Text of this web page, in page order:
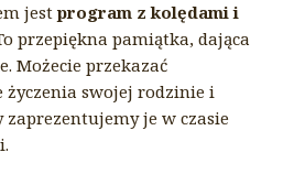
jestprogram z kolędami i
przepiękna pamiątka, dająca
Możecie przekazać
życzenia swojej rodzinie i
zaprezentujemy je w czasie